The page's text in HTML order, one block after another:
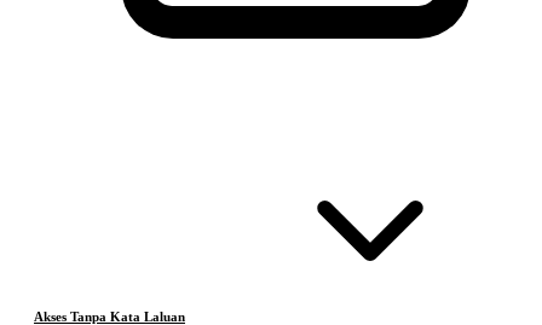
Akses Tanpa Kata Laluan